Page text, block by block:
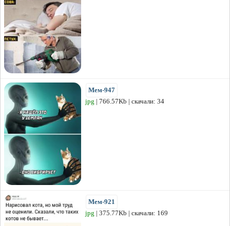
Мем-947
jpg | 766.57Kb | скачали: 34
Мем-921
jpg | 375.77Kb | скачали: 169